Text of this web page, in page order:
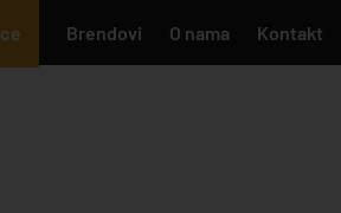
Brendovi O nama Kontakt